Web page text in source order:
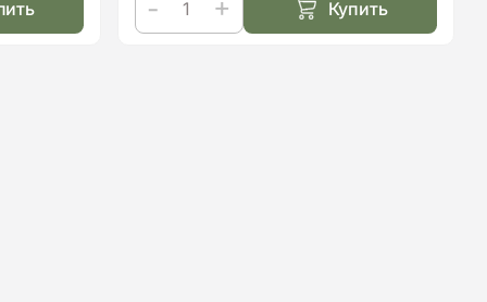
1,936.00₴.
Количество
Купить